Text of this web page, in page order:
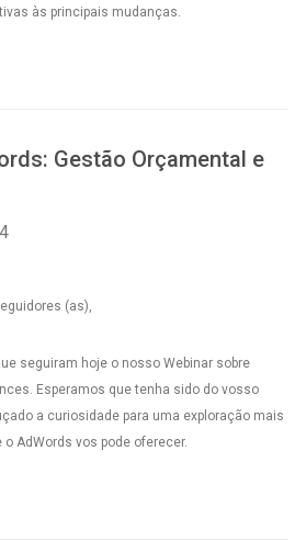
às principais mudanças.
Gestão Orçamental e
(as),
seguiram hoje o nosso Webinar sobre
Esperamos que tenha sido do vosso
a curiosidade para uma exploração mais
AdWords vos pode oferecer.